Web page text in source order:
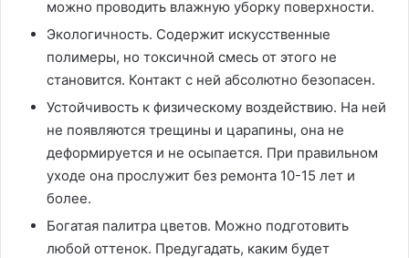
можно проводить влажную уборку поверхности.
Экологичность. Содержит искусственные
полимеры, но токсичной смесь от этого не
становится. Контакт с ней абсолютно безопасен.
Устойчивость к физическому воздействию. На ней
не появляются трещины и царапины, она не
деформируется и не осыпается. При правильном
уходе она прослужит без ремонта 10-15 лет и
более.
Богатая палитра цветов. Можно подготовить
любой оттенок. Предугадать, каким будет